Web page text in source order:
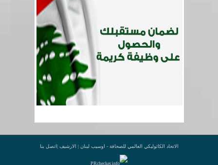
الاتحاد الكاثوليكي العالمي للصحافة - اوسيب لبنان | الارشيف |اتصل بنا